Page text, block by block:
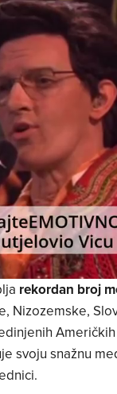
rekordan broj
Nizozemske,
svoju snažnu